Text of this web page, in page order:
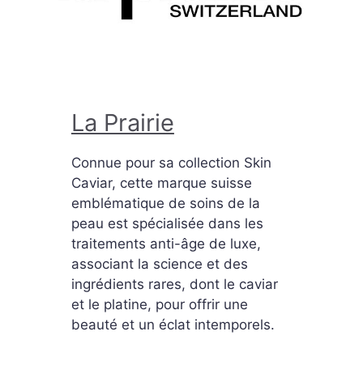
La Prairie
Connue pour sa collection Skin
Caviar, cette marque suisse
emblématique de soins de la
peau est spécialisée dans les
traitements anti-âge de luxe,
associant la science et des
ingrédients rares, dont le caviar
et le platine, pour offrir une
beauté et un éclat intemporels.